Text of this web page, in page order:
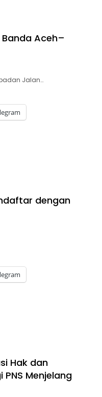
Aceh–
Jalan…
dengan
Hak dan
Menjelang